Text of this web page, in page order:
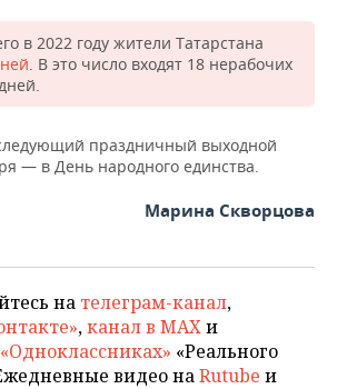
в 2022 году жители Татарстана
. В это число входят 18 нерабочих
праздничный выходной
— в День народного единства.
Марина Скворцова
на телеграм-канал,
,канал в MAXи
«Реального
видео наRutube и